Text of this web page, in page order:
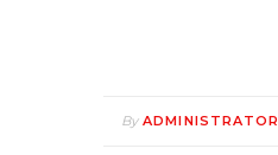
By ADMINISTRATOR